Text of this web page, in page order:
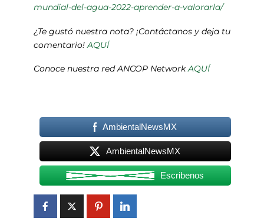
mundial-del-agua-2022-aprender-a-valorarla/
¿Te gustó nuestra nota? ¡Contáctanos y deja tu
comentario! AQUÍ
Conoce nuestra red ANCOP NetworkAQUÍ
AmbientalNewsMX
AmbientalNewsMX
Escribenos